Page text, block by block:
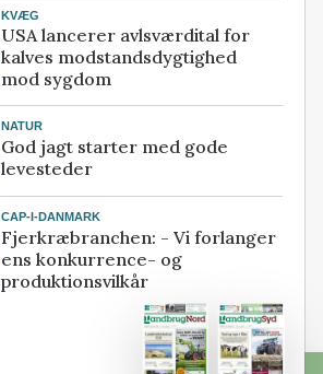
KVÆG
USA lancerer avlsværdital for
kalves modstandsdygtighed
mod sygdom
NATUR
God jagt starter med gode
levesteder
CAP-I-DANMARK
Fjerkræbranchen: - Vi forlanger
ens konkurrence- og
produktionsvilkår